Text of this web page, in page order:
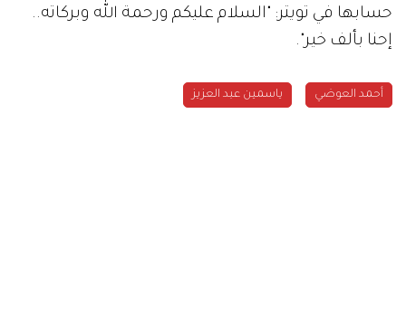
حسابها في تويتر: "السلام عليكم ورحمة الله وبركاته..
إحنا بألف خير".
أحمد العوضي ياسمين عبد العزيز